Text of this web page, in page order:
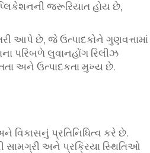
જરૂરિયાત હોય છે,
આપે છે, જે ઉત્પાદકોને ગુણવત્તામાં
પરિબળે લુવાનહોંગ રિલીઝ
અને ઉત્પાદકતા મુખ્ય છે.
વિકાસનું પ્રતિનિધિત્વ કરે છે.
સામગ્રી અને પ્રક્રિયા સ્થિતિઓ